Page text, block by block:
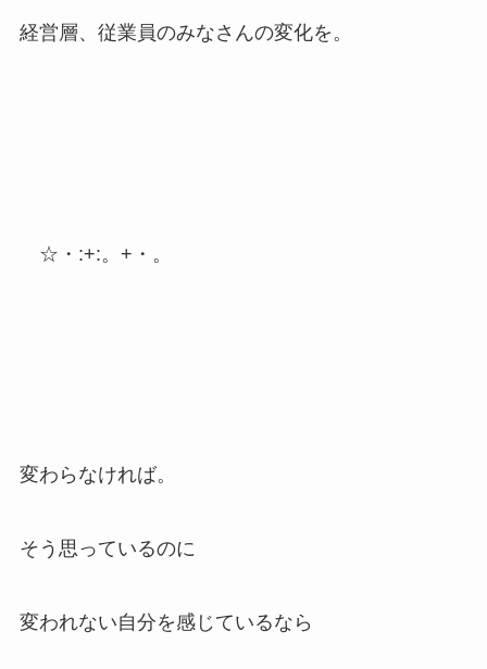
経営層、従業員のみなさんの変化を。
☆・:+:。+・。
変わらなければ。
そう思っているのに
変われない自分を感じているなら